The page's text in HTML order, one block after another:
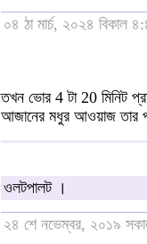
০৪ ঠা মার্চ, ২০২৪ বিকাল
তখন ভোর 4 টা 20 মিনিট
আজানের মধুর আওয়াজ তার
ওলটপালট ।
২৪ শে নভেম্বর, ২০১৯